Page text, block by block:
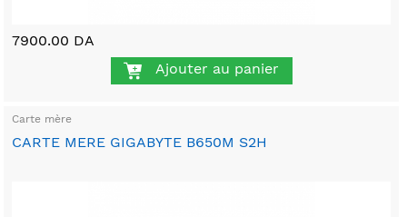
7900.00 DA
Ajouter au panier
Carte mère
CARTE MERE GIGABYTE B650M S2H